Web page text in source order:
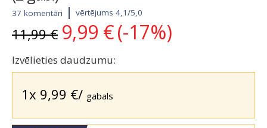
37 komentāri vērtējums 4,1/5,0
11,99€ Original
price
was:
11,99 €.
9,99 € Current
price
is:
9,99 €.
(-17%)
Izvēlieties daudzumu:
1x 9,99 €/ gabals